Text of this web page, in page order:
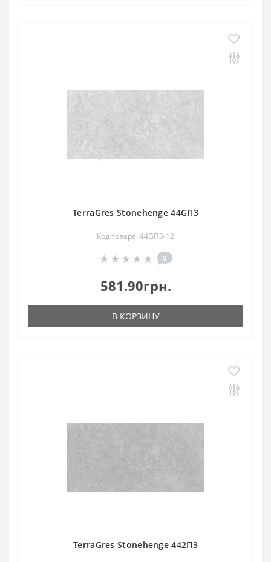
TerraGres Stonehenge 44GП3
Код товара: 44GП3-12
0
581.90грн.
В КОРЗИНУ
TerraGres Stonehenge 442П3